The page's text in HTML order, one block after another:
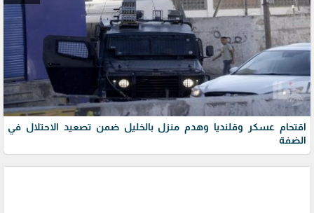
اقتحام عسكر وقلنديا وهدم منزل بالخليل ضمن تصعيد الاحتلال في
الضفة